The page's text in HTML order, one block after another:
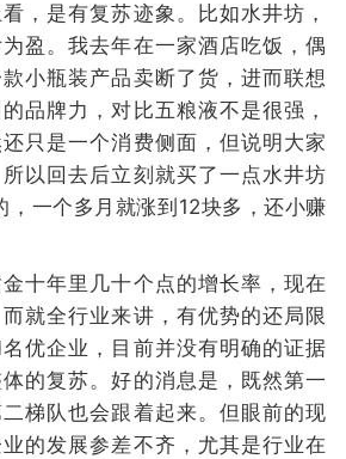
，是有复苏迹象。比如水井坊，
盈。我去年在一家酒店吃饭，偶
小瓶装产品卖断了货，进而联想
品牌力，对比五粮液不是很强，
只是一个消费侧面，但说明大家
以回去后立刻就买了一点水井坊
，一个多月就涨到12块多，还小赚
十年里几十个点的增长率，现在
就全行业来讲，有优势的还局限
优企业，目前并没有明确的证据
的复苏。好的消息是，既然第一
梯队也会跟着起来。但眼前的现
的发展参差不齐，尤其是行业在